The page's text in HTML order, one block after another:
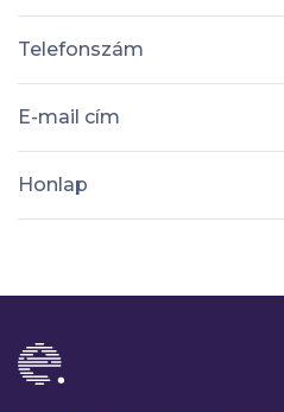
Telefonszám
E-mail cím
Honlap